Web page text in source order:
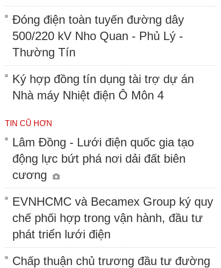
Đóng điện toàn tuyến đường dây
500/220 kV Nho Quan - Phủ Lý -
Thường Tín
Ký hợp đồng tín dụng tài trợ dự án
Nhà máy Nhiệt điện Ô Môn 4
TIN CŨ HƠN
Lâm Đồng - Lưới điện quốc gia tạo
động lực bứt phá nơi dải đất biên
cương
EVNHCMC và Becamex Group ký quy
chế phối hợp trong vận hành, đầu tư
phát triển lưới điện
Chấp thuận chủ trương đầu tư đường